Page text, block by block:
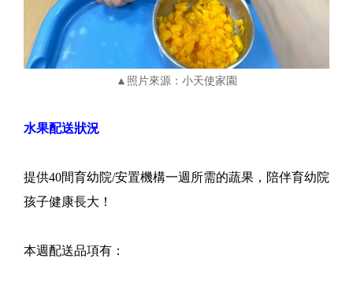
▲照片來源：小天使家園
水果配送狀況
提供40間育幼院/安置機構一週所需的蔬果，陪伴育幼院
孩子健康長大！
本週配送品項有：